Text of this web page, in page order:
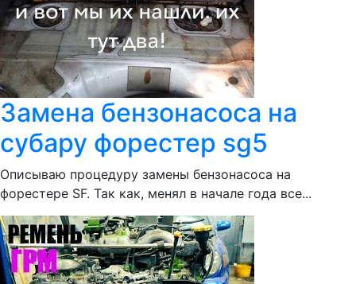
Замена бензонасоса на
субару форестер sg5
Описываю процедуру замены бензонасоса на
форестере SF. Так как, менял в начале года все...